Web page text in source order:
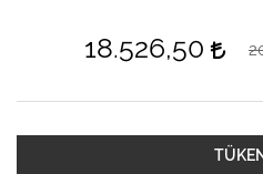
18.526,50